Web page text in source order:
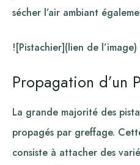
sécher l’air ambiant
![Pistachier](lien de l’image)
Propagation d’un
La grande majorité des
propagés par greffage.
consiste à attacher des